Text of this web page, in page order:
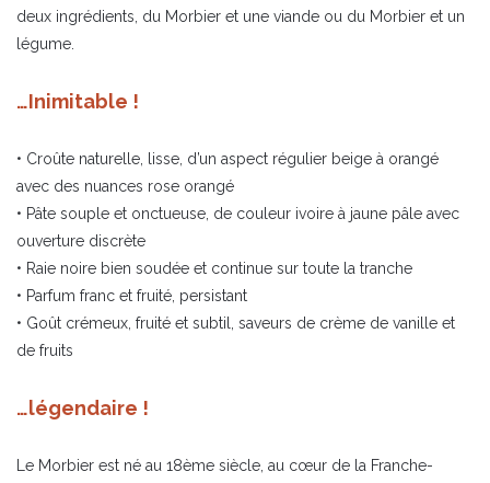
deux ingrédients, du Morbier et une viande ou du Morbier et un
légume.
…Inimitable !
• Croûte naturelle, lisse, d’un aspect régulier beige à orangé
avec des nuances rose orangé
• Pâte souple et onctueuse, de couleur ivoire à jaune pâle avec
ouverture discrète
• Raie noire bien soudée et continue sur toute la tranche
• Parfum franc et fruité, persistant
• Goût crémeux, fruité et subtil, saveurs de crème de vanille et
de fruits
…légendaire !
Le Morbier est né au 18ème siècle, au cœur de la Franche-